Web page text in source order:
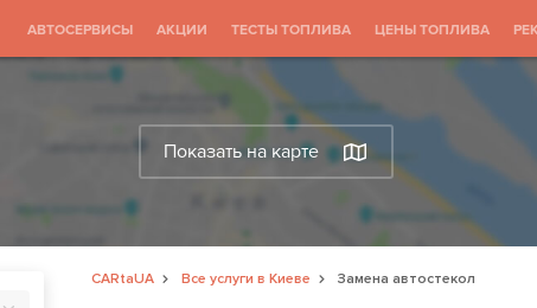
АВТОСЕРВИСЫ АКЦИИ ТЕСТЫ ТОПЛИВА ЦЕНЫ ТОПЛИВА
Показать на карте
CARtaUA Все услуги в Киеве
Замена автостекол